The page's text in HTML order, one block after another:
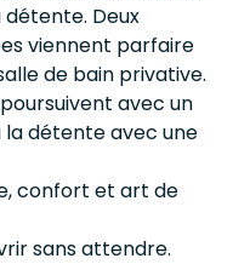
Deux
viennent parfaire
de bain privative.
avec un
détente avec une
confort et art de
sans attendre.